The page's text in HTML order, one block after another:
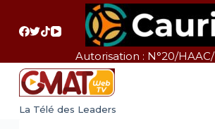
a
Autorisation : N°20/
La Télé des Leaders